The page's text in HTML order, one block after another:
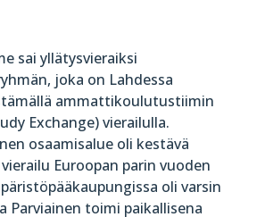
sai yllätysvieraiksi
joka on Lahdessa
ammattikoulutustiimin
Exchange) vierailulla.
osaamisalue oli kestävä
Euroopan parin vuoden
oli varsin
Parviainen toimi paikallisena